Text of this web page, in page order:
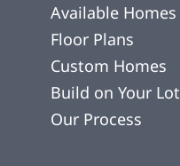
Available Homes
Floor Plans
Custom Homes
Build on Your Lot
Our Process